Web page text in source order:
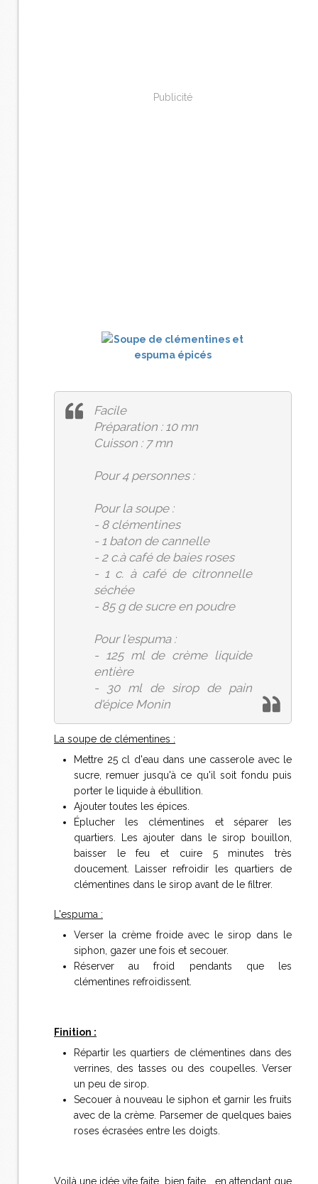
Publicité
Facile
Préparation : 10 mn
Cuisson : 7 mn
Pour 4 personnes :
Pour la soupe :
- 8 clémentines
- 1 baton de cannelle
- 2 c.à café de baies roses
- 1 c. à café de citronnelle
séchée
- 85 g de sucre en poudre
Pour l'espuma :
- 125 ml de crème liquide
entière
- 30 ml de sirop de pain
d'épice Monin
La soupe de clémentines :
Mettre 25 cl d'eau dans une casserole avec le
sucre, remuer jusqu'à ce qu'il soit fondu puis
porter le liquide à ébullition.
Ajouter toutes les épices.
Éplucher les clémentines et séparer les
quartiers. Les ajouter dans le sirop bouillon,
baisser le feu et cuire 5 minutes très
doucement. Laisser refroidir les quartiers de
clémentines dans le sirop avant de le filtrer.
L'espuma :
Verser la crème froide avec le sirop dans le
siphon, gazer une fois et secouer.
Réserver au froid pendants que les
clémentines refroidissent.
Finition :
Répartir les quartiers de clémentines dans des
verrines, des tasses ou des coupelles. Verser
un peu de sirop.
Secouer à nouveau le siphon et garnir les fruits
avec de la crème. Parsemer de quelques baies
roses écrasées entre les doigts.
Voilà une idée vite faite, bien faite... en attendant que